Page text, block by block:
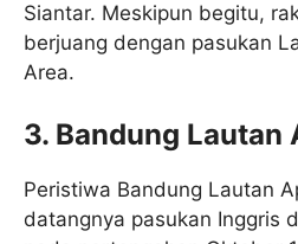
Siantar. Meskipun begitu,
berjuang dengan pasukan
Area.
3. Bandung Lautan
Peristiwa Bandung Lautan
datangnya pasukan Inggris